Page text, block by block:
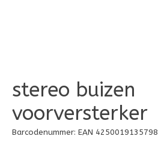
stereo buizen
voorversterker
Barcodenummer: EAN 4250019135798